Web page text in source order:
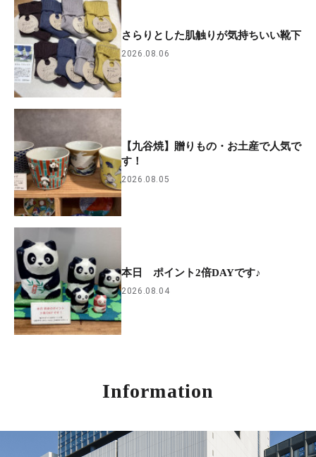
さらりとした肌触りが気持ちいい靴下
2026.08.06
【九谷焼】贈りもの・お土産で人気で
す！
2026.08.05
本日 ポイント2倍DAYです♪
2026.08.04
Information